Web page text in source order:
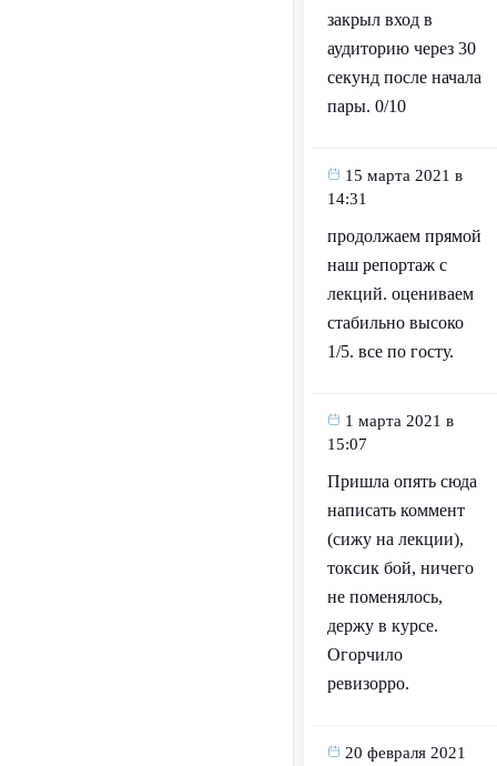
закрыл вход в
аудиторию через 30
секунд после начала
пары. 0/10
15 марта 2021 в
14:31
продолжаем прямой
наш репортаж с
лекций. оцениваем
стабильно высоко
1/5. все по госту.
1 марта 2021 в
15:07
Пришла опять сюда
написать коммент
(сижу на лекции),
токсик бой, ничего
не поменялось,
держу в курсе.
Огорчило
ревизорро.
20 февраля 2021